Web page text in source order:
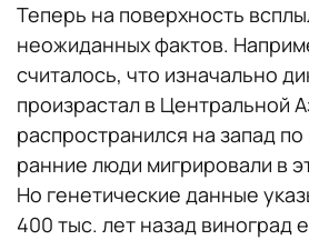
Теперь на поверхность
неожиданных фактов.
считалось, что изначально
произрастал в Центральной
распространился на запад
ранние люди мигрировали в
Но генетические данные
400 тыс. лет назад виноград